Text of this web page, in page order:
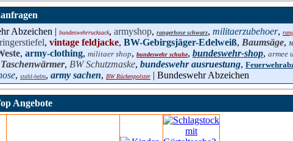
Abzeichen | bundeswehrrucksack, armyshop, rangerhose schwarz, militaerzubehoer,
, vintage feldjacke, BW-Gebirgsjäger-Edelweiß, Baumsäge,
, army-clothing, militaer shop, bundeswehr schuhe, bundeswehr-shop, armee
Taschenwärmer, BW Schutzmaske, bundeswehr ausruestung,
, stahl-helm, army sachen, BW Rückenpolster | Bundeswehr Abzeichen
Angebote